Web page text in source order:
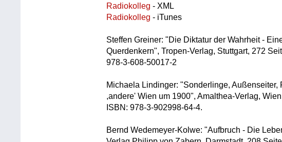
Radiokolleg - XML
Radiokolleg - iTunes
Steffen Greiner: "Die Diktatur der Wahrheit -
Querdenkern", Tropen-Verlag, Stuttgart, 272
978-3-608-50017-2
Michaela Lindinger: "Sonderlinge, Außenseiter,
,andere' Wien um 1900", Amalthea-Verlag,
ISBN: 978-3-902998-64-4.
Bernd Wedemeyer-Kolwe: "Aufbruch - Die